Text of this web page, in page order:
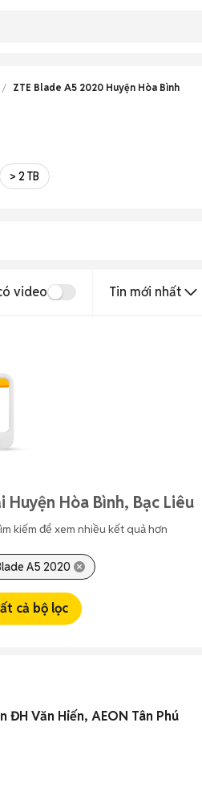
ZTE Blade A5 2020 Huyện Hòa Bình
> 2 TB
video Tin mới nhất
Hòa Bình, Bạc Liêu
kiếm để xem nhiều kết quả hơn
A5 2020
cả bộ lọc
ĐH Văn Hiến, AEON Tân Phú